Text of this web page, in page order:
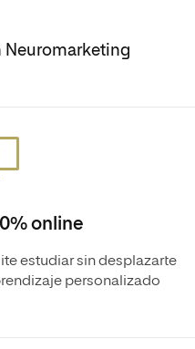
Neuromarketing
online
estudiar sin desplazarte
personalizado